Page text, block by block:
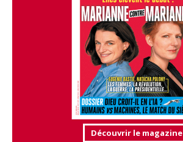
Découvrir le magazine